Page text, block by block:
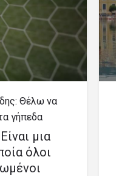
Θέλω να
γήπεδα
μια
όλοι